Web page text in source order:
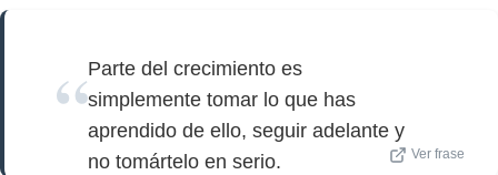
Parte del crecimiento es
simplemente tomar lo que has
aprendido de ello, seguir adelante y
no tomártelo en serio.
Ver frase